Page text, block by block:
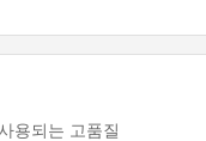
용되는 고품질